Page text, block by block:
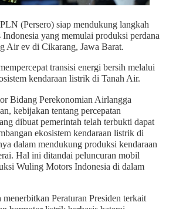
(Persero) siap mendukung langkah
yang memulai produksi perdana
Air ev di Cikarang, Jawa Barat.
transisi energi bersih melalui
kendaraan listrik di Tanah Air.
Bidang Perekonomian Airlangga
kebijakan tentang percepatan
dibuat pemerintah telah terbukti dapat
ekosistem kendaraan listrik di
dalam mendukung produksi kendaraan
Hal ini ditandai peluncuran mobil
Wuling Motors Indonesia di dalam
menerbitkan Peraturan Presiden terkait